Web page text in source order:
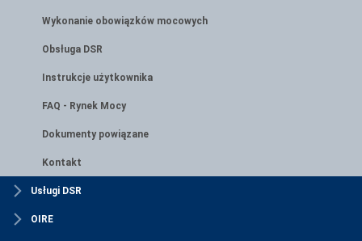
Wykonanie obowiązków mocowych
Obsługa DSR
Instrukcje użytkownika
FAQ - Rynek Mocy
Dokumenty powiązane
Kontakt
Usługi DSR
OIRE